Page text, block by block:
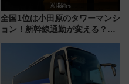
全国1位は小田原のタワーマンシ
ョン！新幹線通勤が変える？
【新築マンション人気ランキン